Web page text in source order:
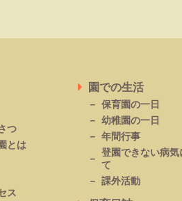
つ
とは
ス
園での生活
保育園の一日
幼稚園の一日
年間行事
登園できない病
て
課外活動